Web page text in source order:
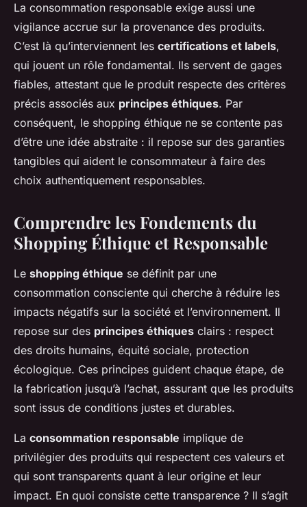
La consommation responsable exige aussi une
vigilance accrue sur la provenance des produits.
C’est là qu’interviennent les certifications et labels,
qui jouent un rôle fondamental. Ils servent de gages
fiables, attestant que le produit respecte des critères
précis associés aux principes éthiques. Par
conséquent, le shopping éthique ne se contente pas
d’être une idée abstraite : il repose sur des garanties
tangibles qui aident le consommateur à faire des
choix authentiquement responsables.
Comprendre les Fondements du
Shopping Éthique et Responsable
Le shopping éthique se définit par une
consommation consciente qui cherche à réduire les
impacts négatifs sur la société et l’environnement. Il
repose sur des principes éthiques clairs : respect
des droits humains, équité sociale, protection
écologique. Ces principes guident chaque étape, de
la fabrication jusqu’à l’achat, assurant que les produits
sont issus de conditions justes et durables.
La consommation responsable implique de
privilégier des produits qui respectent ces valeurs et
qui sont transparents quant à leur origine et leur
impact. En quoi consiste cette transparence ? Il s’agit